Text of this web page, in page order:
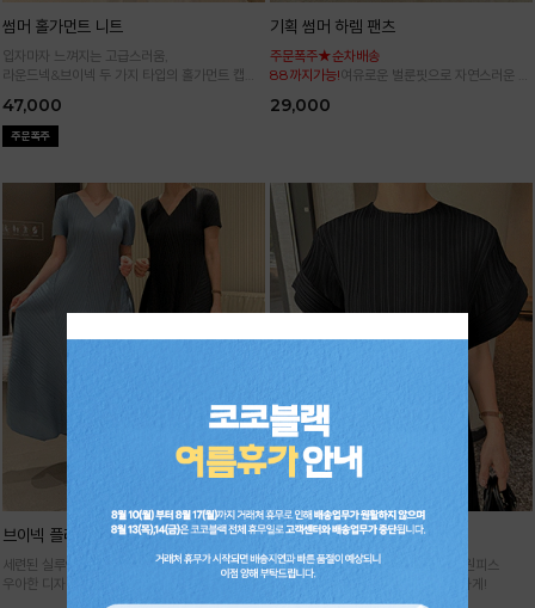
썸머 홀가먼트 니트
입자마자 느껴지는 고급스러움,
라운드넥&브이넥 두 가지 타입의 홀가먼트 캡니
47,000
기획 썸머 하렘 팬츠
주문폭주★순차배송
88까지가능!여유로운 벌룬핏으로 자연스러운 체
29,000
브이넥 플리츠 원피스
세련된 실루엣이 돋보이는 플리츠 원피스
우아한 디자인에 시원한 소재감으로 굿!
날개 플리츠 원피스
세련된 실루엣으로 멋스러운 플리츠 원피스
고급스러운 아웃핏으로 여름을 우아하게!